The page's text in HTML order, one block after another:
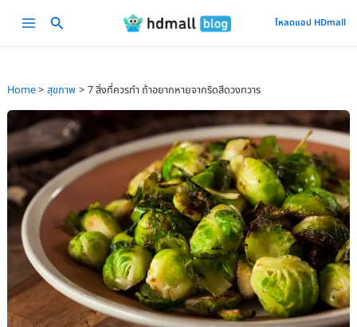
Main
โหลดแอป HDmall
Home สุขภาพ 7 สิ่งที่ควรทำ ถ้าอยากหายจากริดสีดวงทวาร